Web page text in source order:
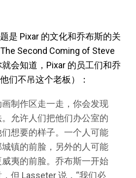
是 Pixar 的文化和乔布斯的关
Second Coming of Steve
会知道，Pixar 的员工们和乔
们不吊这个老板）：
制作区走一走，你会发现
允许人们把他们办公室的
想要的样子。一个人可能
镇的前脸，另外的人可能
夷的前脸。乔布斯一开始
但 Lasseter 说，“我们必